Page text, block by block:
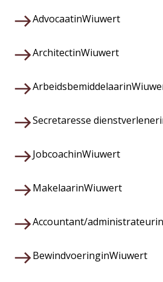
AdvocaatinWiuwert
ArchitectinWiuwert
Arbeidsbemiddelaarin
Secretaresse dienstverlener
JobcoachinWiuwert
MakelaarinWiuwert
Accountant/administrateur
BewindvoeringinWiuwert